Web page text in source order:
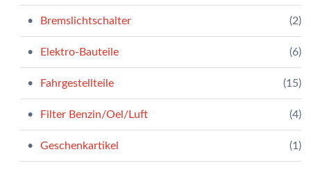
Bremslichtschalter (2)
Elektro-Bauteile (6)
Fahrgestellteile (15)
Filter Benzin/Oel/Luft (4)
Geschenkartikel (1)